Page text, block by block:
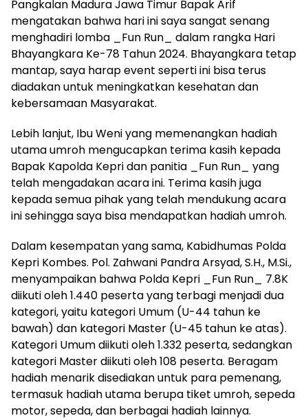
Pangkalan Madura Jawa Timur Bapak Arif
mengatakan bahwa hari ini saya sangat senang
menghadiri lomba _Fun Run_ dalam rangka Hari
Bhayangkara Ke-78 Tahun 2024. Bhayangkara tetap
mantap, saya harap event seperti ini bisa terus
diadakan untuk meningkatkan kesehatan dan
kebersamaan Masyarakat.
Lebih lanjut, Ibu Weni yang memenangkan hadiah
utama umroh mengucapkan terima kasih kepada
Bapak Kapolda Kepri dan panitia _Fun Run_ yang
telah mengadakan acara ini. Terima kasih juga
kepada semua pihak yang telah mendukung acara
ini sehingga saya bisa mendapatkan hadiah umroh.
Dalam kesempatan yang sama, Kabidhumas Polda
Kepri Kombes. Pol. Zahwani Pandra Arsyad, S.H., M.Si.,
menyampaikan bahwa Polda Kepri _Fun Run_ 7.8K
diikuti oleh 1.440 peserta yang terbagi menjadi dua
kategori, yaitu kategori Umum (U-44 tahun ke
bawah) dan kategori Master (U-45 tahun ke atas).
Kategori Umum diikuti oleh 1.332 peserta, sedangkan
kategori Master diikuti oleh 108 peserta. Beragam
hadiah menarik disediakan untuk para pemenang,
termasuk hadiah utama berupa tiket umroh, sepeda
motor, sepeda, dan berbagai hadiah lainnya.